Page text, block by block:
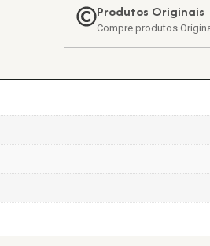
Produtos Originais
Compre produtos